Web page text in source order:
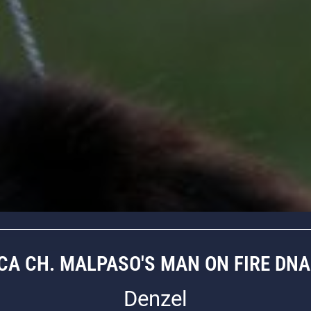
CH. MALPASO'S MAN ON FIRE
Denzel